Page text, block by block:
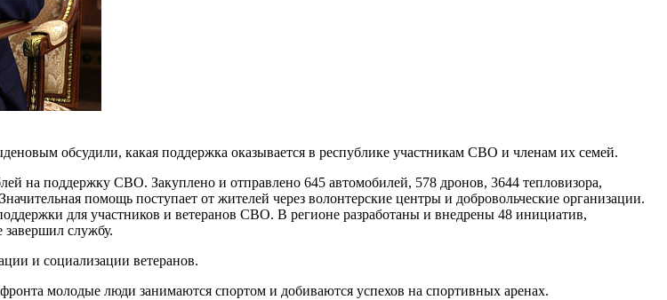
обсудили, какая поддержка оказывается в республике участникам СВО и членам их семей.
на поддержку СВО. Закуплено и отправлено 645 автомобилей, 578 дронов, 3644 тепловизора,
помощь поступает от жителей через волонтерские центры и добровольческие организации.
для участников и ветеранов СВО. В регионе разработаны и внедрены 48 инициатив,
службу.
и социализации ветеранов.
молодые люди занимаются спортом и добиваются успехов на спортивных аренах.